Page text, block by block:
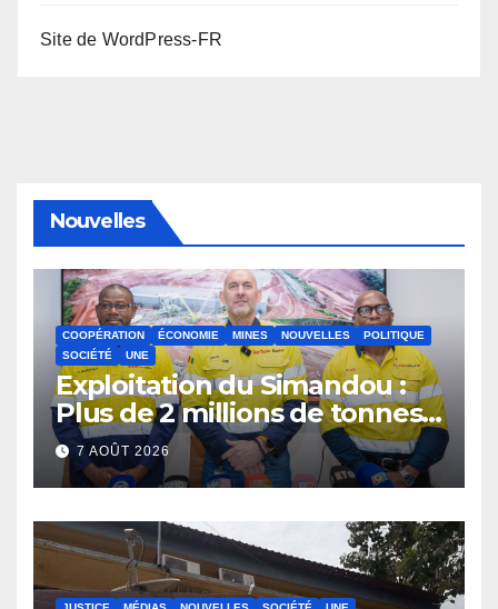
Site de WordPress-FR
Nouvelles
COOPÉRATION ÉCONOMIE MINES NOUVELLES
POLITIQUE
SOCIÉTÉ
UNE
Exploitation du Simandou :
Plus de 2 millions de tonnes
de fer exportées
7 AOÛT 2026